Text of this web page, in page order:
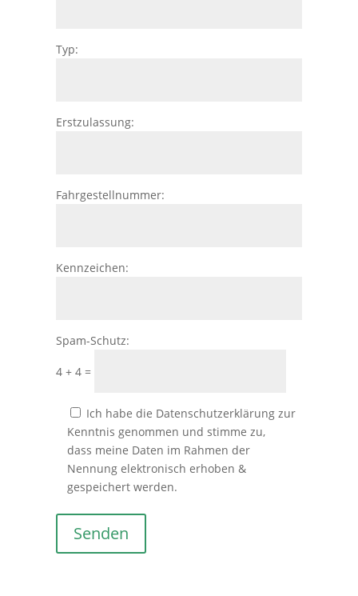
Typ:
Erstzulassung:
Fahrgestellnummer:
Kennzeichen:
Spam-Schutz:
4 + 4 =
Ich habe die Datenschutzerklärung zur
Kenntnis genommen und stimme zu,
dass meine Daten im Rahmen der
Nennung elektronisch erhoben &
gespeichert werden.